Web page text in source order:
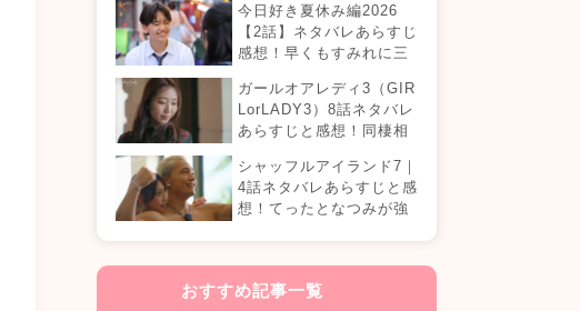
ールまとめ！
今日好き夏休み編2026
【2話】ネタバレあらすじ
感想！早くもすみれに三
ルは生まれる？
ガールオアレディ3（GIR
LorLADY3）8話ネタバレ
あらすじと感想！同棲相
気持ちの変化は…？
シャッフルアイランド7｜
4話ネタバレあらすじと感
想！てったとなつみが強
おすすめ記事一覧